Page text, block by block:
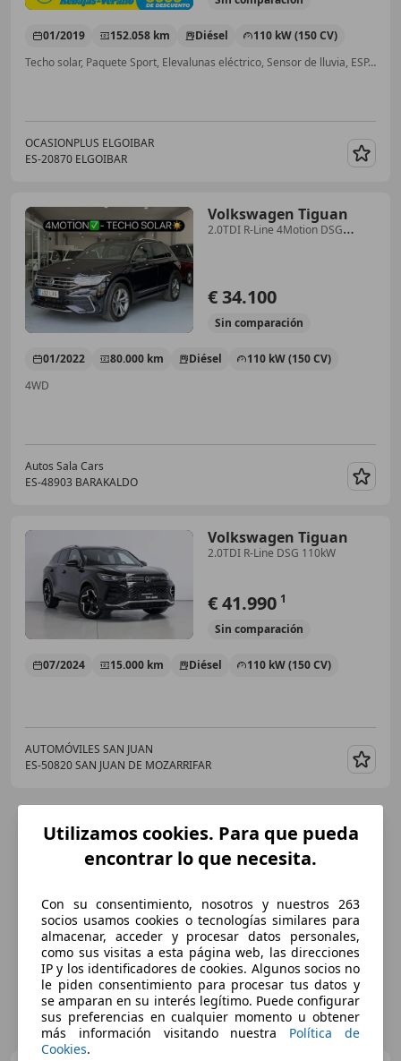
01/2019 152.058 km Diésel
110 kW (150 CV)
Techo solar, Paquete Sport, Elevalunas eléctrico, Sensor de lluvia, ESP, Volante multifunción, Isofix
OCASIONPLUS ELGOIBAR
ES-20870 ELGOIBAR
Volkswagen Tiguan
2.0TDI R-Line 4Motion DSG
€ 34.100
Sin comparación
01/2022 80.000 km Diésel
110 kW (150 CV)
4WD
Autos Sala Cars
ES-48903 BARAKALDO
Volkswagen Tiguan
2.0TDI R-Line DSG 110kW
€ 41.990 1
Sin comparación
07/2024 15.000 km Diésel 110 kW (150 CV)
AUTOMÓVILES SAN JUAN
ES-50820 SAN JUAN DE MOZARRIFAR
Utilizamos cookies. Para que pueda
encontrar lo que necesita.
Con su consentimiento, nosotros y nuestros 263
socios usamos cookies o tecnologías similares para
almacenar, acceder y procesar datos personales,
como sus visitas a esta página web, las direcciones
IP y los identificadores de cookies. Algunos socios no
le piden consentimiento para procesar tus datos y
se amparan en su interés legítimo. Puede configurar
sus preferencias en cualquier momento u obtener
más información visitando nuestra Política de
Cookies.